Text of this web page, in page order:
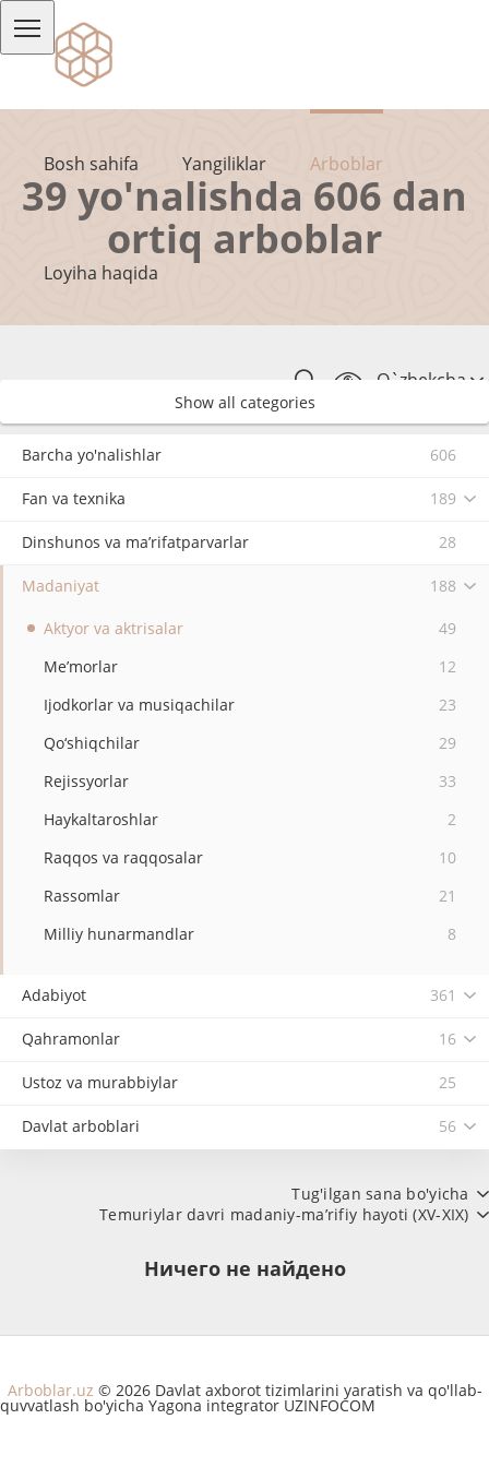
Bosh sahifa Yangiliklar Arboblar
Loyiha haqida
O`zbekcha
39 yo'nalishda 606 dan
ortiq arboblar
Show all categories
Barcha yo'nalishlar 606
Fan va texnika 189
Dinshunos va ma’rifatparvarlar 28
Madaniyat 188
Aktyor va aktrisalar
49
Me’morlar
12
Ijodkorlar va musiqachilar
23
Qo‘shiqchilar
29
Rejissyorlar
33
Haykaltaroshlar
2
Raqqos va raqqosalar
10
Rassomlar
21
Milliy hunarmandlar
8
Adabiyot 361
Qahramonlar 16
Ustoz va murabbiylar 25
Davlat arboblari 56
Tug'ilgan sana bo'yicha
Temuriylar davri madaniy-ma’rifiy hayoti (XV-XIX)
Ничего не найдено
Arboblar.uz © 2026 Davlat axborot tizimlarini yaratish va qo'llab-
quvvatlash bo'yicha Yagona integrator UZINFOCOM